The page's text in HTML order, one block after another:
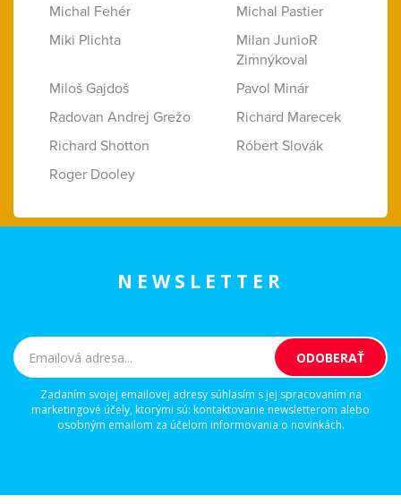
Michal Fehér
Michal Pastier
Miki Plichta
Milan JunioR
Zimnýkoval
Miloš Gajdoš
Pavol Minár
Radovan Andrej Grežo
Richard Marecek
Richard Shotton
Róbert Slovák
Roger Dooley
NEWSLETTER
Zadaním svojej emailovej adresy súhlasím s jej spracovaním na
marketingové účely, ktorými sú: kontaktovanie newsletterom alebo
osobným emailom za účelom informovania o novinkách.